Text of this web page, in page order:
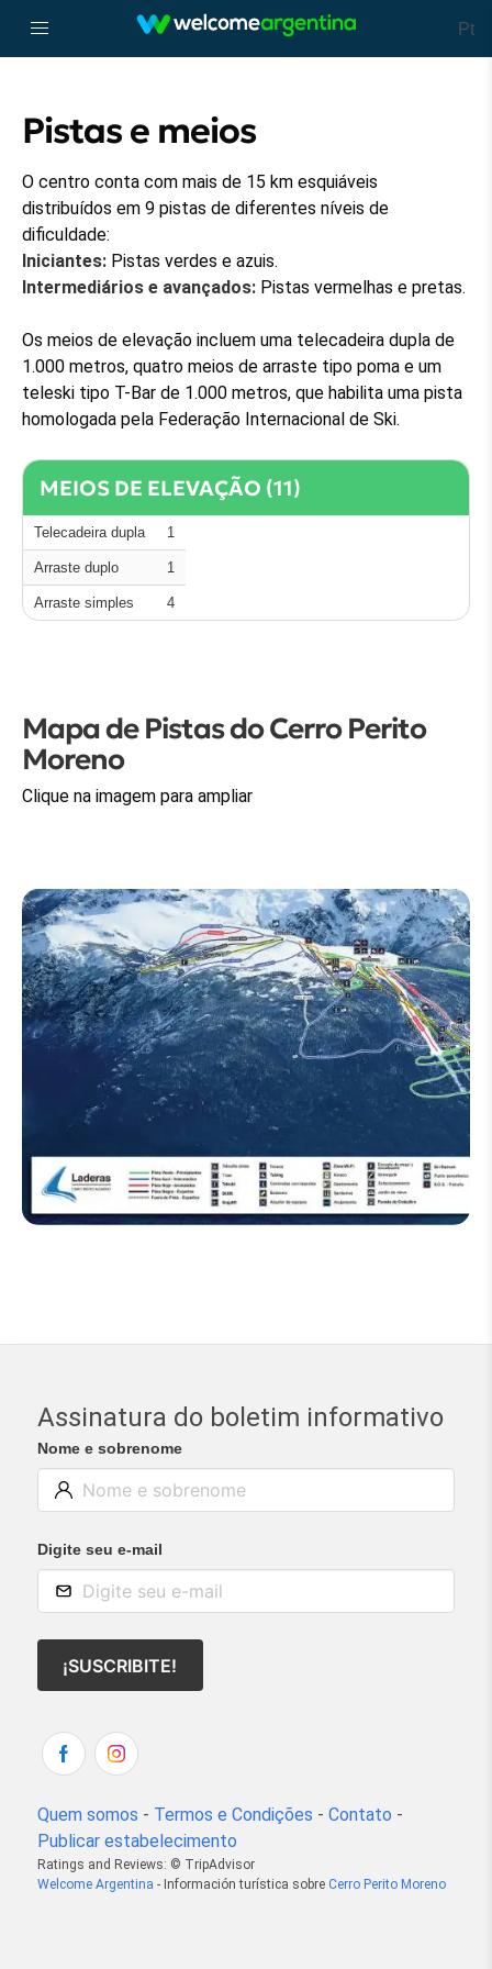
Pt
Pistas e meios
O centro conta com mais de 15 km esquiáveis
distribuídos em 9 pistas de diferentes níveis de
dificuldade:
Iniciantes: Pistas verdes e azuis.
Intermediários e avançados: Pistas vermelhas e pretas.
Os meios de elevação incluem uma telecadeira dupla de
1.000 metros, quatro meios de arraste tipo poma e um
teleski tipo T-Bar de 1.000 metros, que habilita uma pista
homologada pela Federação Internacional de Ski.
MEIOS DE ELEVAÇÃO (11)
Telecadeira dupla 1
Arraste duplo 1
Arraste simples 4
Mapa de Pistas do Cerro Perito
Moreno
Clique na imagem para ampliar
Assinatura do boletim informativo
Nome e sobrenome
Digite seu e-mail
¡SUSCRIBITE!
Quem somos - Termos e Condições - Contato -
Publicar estabelecimento
Ratings and Reviews: © TripAdvisor
Welcome Argentina - Información turística sobre Cerro Perito Moreno